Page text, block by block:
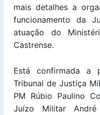
mais detalhes a
funcionamento da
atuação do
Castrense.
Está confirmada a
Tribunal de Justiça
PM Rúbio Paulino
Juízo Militar